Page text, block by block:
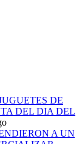
DE
DEL DIA DEL
A UN